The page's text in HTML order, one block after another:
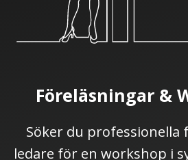
Föreläsningar &
Söker du professionella
ledare för en workshop i